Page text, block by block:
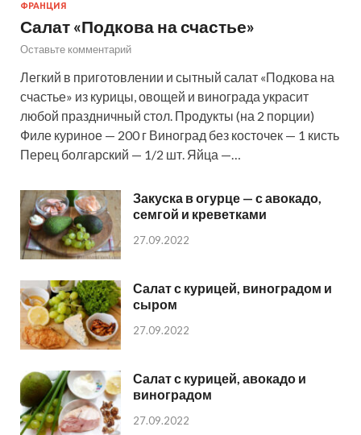
ФРАНЦИЯ
Салат «Подкова на счастье»
Оставьте комментарий
Легкий в приготовлении и сытный салат «Подкова на
счастье» из курицы, овощей и винограда украсит
любой праздничный стол. Продукты (на 2 порции)
Филе куриное — 200 г Виноград без косточек — 1 кисть
Перец болгарский — 1/2 шт. Яйца —…
Закуска в огурце — с авокадо,
семгой и креветками
27.09.2022
Салат с курицей, виноградом и
сыром
27.09.2022
Салат с курицей, авокадо и
виноградом
27.09.2022